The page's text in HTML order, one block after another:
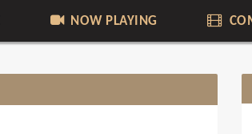
NOW PLAYING